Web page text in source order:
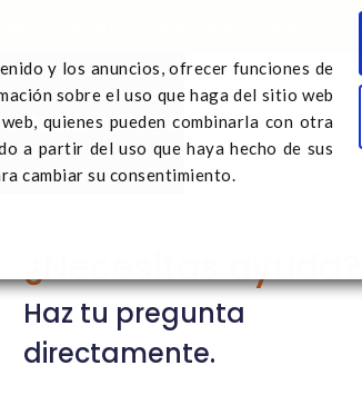
y los anuncios, ofrecer funciones de
sobre el uso que haga del sitio web
quienes pueden combinarla con otra
a partir del uso que haya hecho de sus
cambiar su consentimiento.
Registrar el transporte
¿Necesitas ayuda?
Haz tu pregunta
directamente.